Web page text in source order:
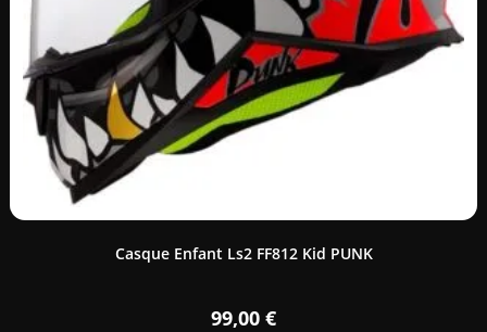
Casque Enfant Ls2 FF812 Kid PUNK
99,00 €